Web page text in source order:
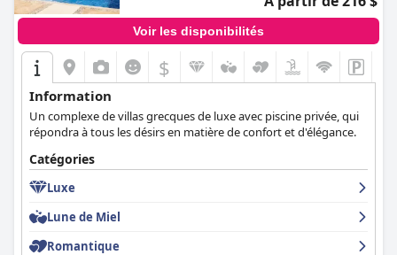
Voir les disponibilités
$
Information
Un complexe de villas grecques de luxe avec piscine privée, qui
répondra à tous les désirs en matière de confort et d'élégance.
Catégories
Luxe
Lune de Miel
Romantique